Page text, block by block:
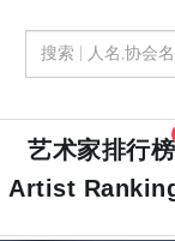
艺术家排行榜
Artist